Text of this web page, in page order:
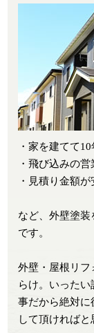
・家を建てて
・飛び込みの
・見積り金額
など、外壁塗装
です。
外壁・屋根リ
らけ。いった
事だから絶対に
して頂ければと